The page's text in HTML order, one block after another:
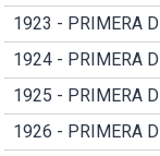
1923 - PRIMERA
1924 - PRIMERA
1925 - PRIMERA
1926 - PRIMERA